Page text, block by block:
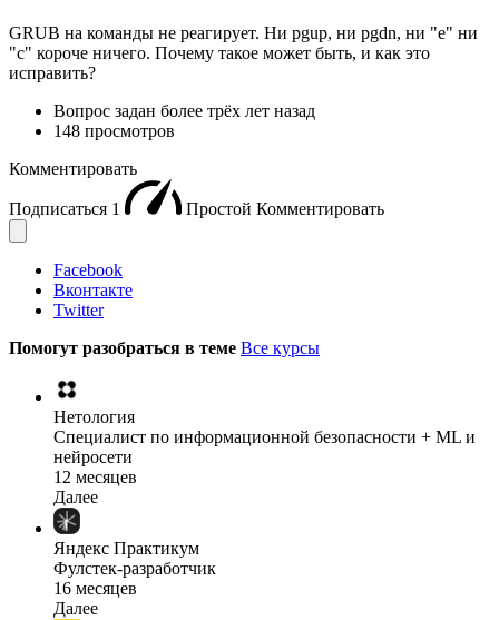
GRUB на команды не реагирует. Ни pgup, ни pgdn, ни "e" ни
"c" короче ничего. Почему такое может быть, и как это
исправить?
Вопрос задан более трёх лет назад
148 просмотров
Комментировать
Подписаться 1 Простой Комментировать
Facebook
Вконтакте
Twitter
Помогут разобраться в теме Все курсы
Нетология
Специалист по информационной безопасности + ML и
нейросети
12 месяцев
Далее
Яндекс Практикум
Фулстек-разработчик
16 месяцев
Далее